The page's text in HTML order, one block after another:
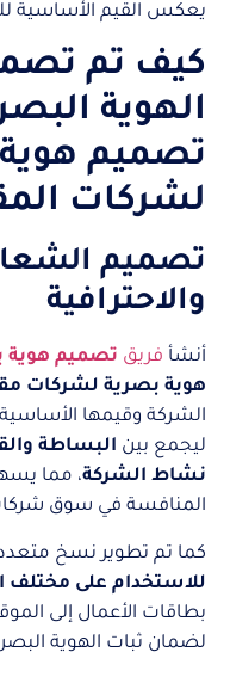
يعكس القيم الأساسية
كيف تم
الهوية
تصميم
لشركات
تصميم
والاحترافية
أنشأ فريق تصميم هوية
هوية بصرية لشركات
الشركة وقيمها
ليجمع بين البساطة
نشاط الشركة، مما
المنافسة في سوق
كما تم تطوير نسخ
للاستخدام على مختلف
بطاقات الأعمال إلى
لضمان ثبات الهوية